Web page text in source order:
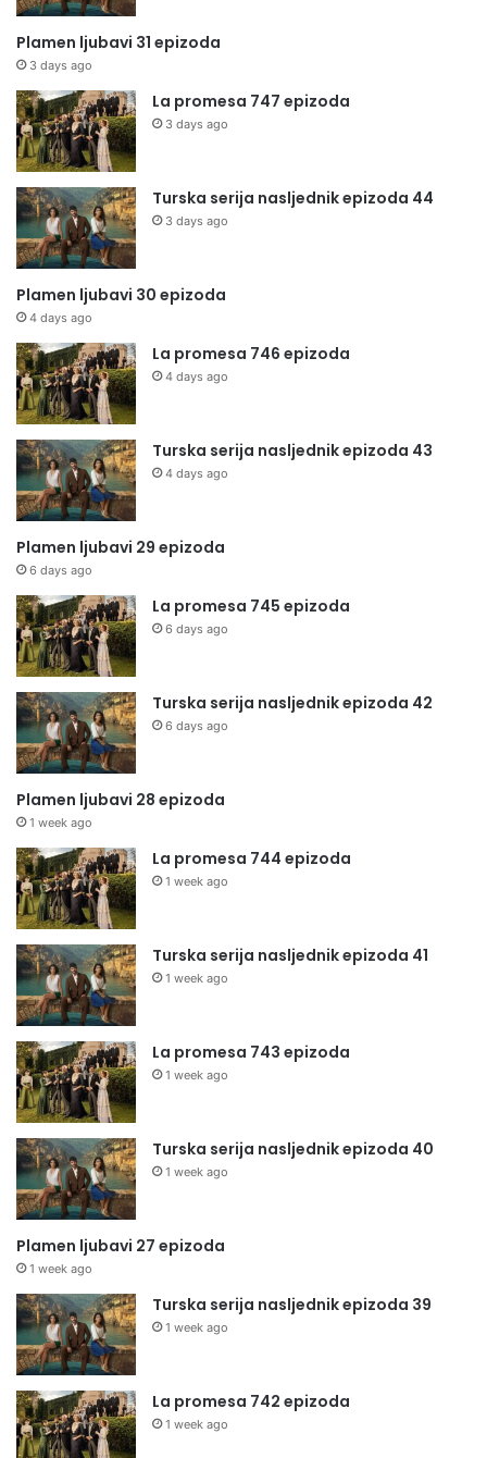
Plamen ljubavi 31 epizoda
3 days ago
La promesa 747 epizoda
3 days ago
Turska serija nasljednik epizoda 44
3 days ago
Plamen ljubavi 30 epizoda
4 days ago
La promesa 746 epizoda
4 days ago
Turska serija nasljednik epizoda 43
4 days ago
Plamen ljubavi 29 epizoda
6 days ago
La promesa 745 epizoda
6 days ago
Turska serija nasljednik epizoda 42
6 days ago
Plamen ljubavi 28 epizoda
1 week ago
La promesa 744 epizoda
1 week ago
Turska serija nasljednik epizoda 41
1 week ago
La promesa 743 epizoda
1 week ago
Turska serija nasljednik epizoda 40
1 week ago
Plamen ljubavi 27 epizoda
1 week ago
Turska serija nasljednik epizoda 39
1 week ago
La promesa 742 epizoda
1 week ago